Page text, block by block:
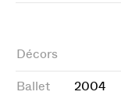
Décors
Ballet 2004